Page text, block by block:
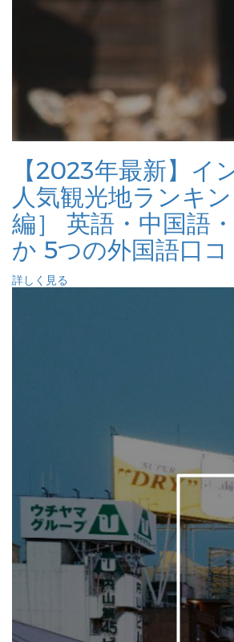
【2023年最新】イ
人気観光地ランキ
編］ 英語・中国語
か 5つの外国語口
詳しく見る